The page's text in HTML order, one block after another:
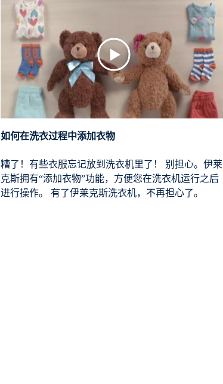
如何在洗衣过程中添加衣物
糟了！有些衣服忘记放到洗衣机里了！ 别担心。伊莱
克斯拥有“添加衣物”功能，方便您在洗衣机运行之后
进行操作。 有了伊莱克斯洗衣机，不再担心了。